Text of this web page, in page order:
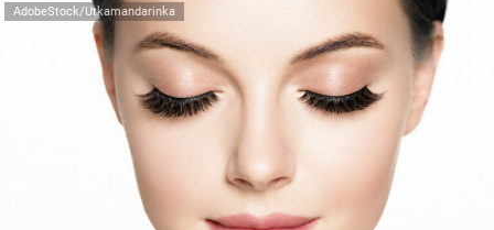
AdobeStock/Utkamandarinka